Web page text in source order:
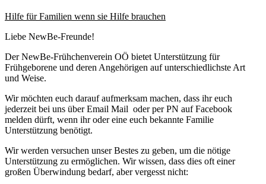
Hilfe für Familien wenn sie Hilfe brauchen
Liebe NewBe-Freunde!
Der NewBe-Frühchenverein OÖ bietet Unterstützung für
Frühgeborene und deren Angehörigen auf unterschiedlichste Art
und Weise.
Wir möchten euch darauf aufmerksam machen, dass ihr euch
jederzeit bei uns über Email Mail oder per PN auf Facebook
melden dürft, wenn ihr oder eine euch bekannte Familie
Unterstützung benötigt.
Wir werden versuchen unser Bestes zu geben, um die nötige
Unterstützung zu ermöglichen. Wir wissen, dass dies oft einer
großen Überwindung bedarf, aber vergesst nicht: